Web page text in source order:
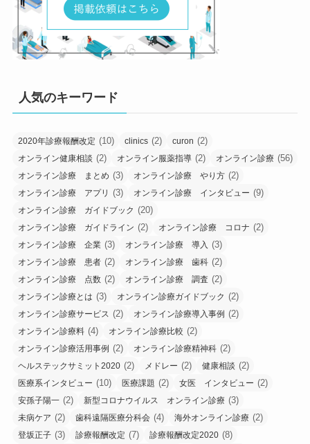
人気のキーワード
2020年診療報酬改定 (10) clinics (2) curon (2)
オンライン健康相談 (2) オンライン服薬指導 (2) オンライン診療 (56)
オンライン診療 まとめ (3) オンライン診療 やり方 (2)
オンライン診療 アプリ (3) オンライン診療 インタビュー (9)
オンライン診療 ガイドブック (20)
オンライン診療 ガイドライン (2) オンライン診療 コロナ (2)
オンライン診療 企業 (3) オンライン診療 導入 (3)
オンライン診療 患者 (2) オンライン診療 歯科 (2)
オンライン診療 点数 (2) オンライン診療 調査 (2)
オンライン診療とは (3) オンライン診療ガイドブック (2)
オンライン診療サービス (2) オンライン診療導入事例 (2)
オンライン診療料 (4) オンライン診療比較 (2)
オンライン診療活用事例 (2) オンライン診療精神科 (2)
ヘルステックサミット2020 (2) メドレー (2) 健康相談 (2)
医療系インタビュー (10) 医療課題 (2) 女医 インタビュー (2)
安孫子陽一 (2) 新型コロナウイルス オンライン診療 (3)
未病ケア (2) 歯科遠隔医療分科会 (4) 海外オンライン診療 (2)
登坂正子 (3) 診療報酬改定 (7) 診療報酬改定2020 (8)